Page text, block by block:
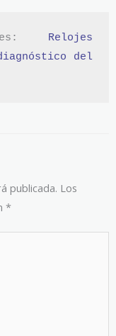
Relojes
del
publicada. Los
*